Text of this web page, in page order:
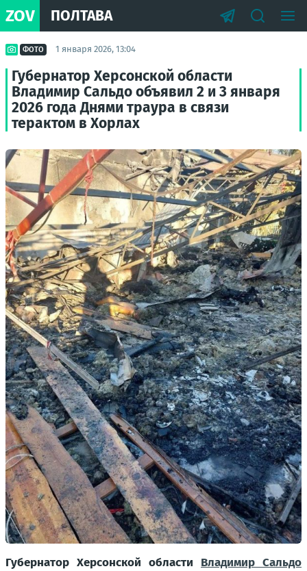
ZOV ПОЛТАВА
ФОТО 1 января 2026, 13:04
Губернатор Херсонской области
Владимир Сальдо объявил 2 и 3 января
2026 года Днями траура в связи
терактом в Хорлах
Губернатор Херсонской области Владимир Сальдо